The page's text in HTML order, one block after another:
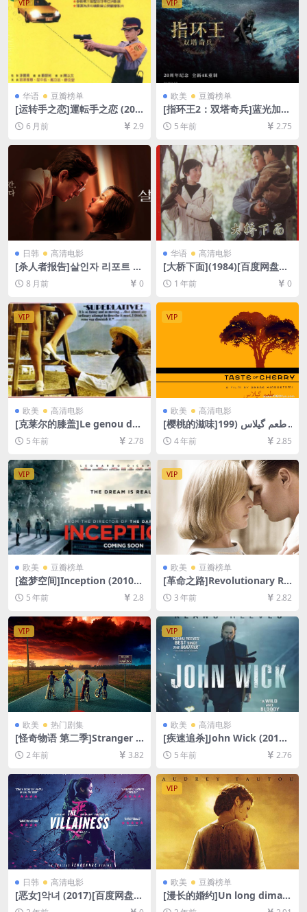
VIP
华语 豆瓣榜单
[运转手之恋]運転手之恋 (200
0)[百度网盘+夸克网盘1080P
超清未删减资源][网盘在线播
放/下载][MP4/3.9GB][中文字
6 月前 2.9
VIP
欧美 豆瓣榜单
[指环王2：双塔奇兵]蓝光加长
版(2002)[百度网盘+迅雷云盘
资源1080P超清][MP4/15GB]
[中英字幕]
5 年前 2.75
日韩 高清电影
[杀人者报告]살인자 리포트 (2
025)[百度网盘+夸克网盘1080
P超清未删减资源][网盘在线播
放/下载][MP4/2.6GB][中文字
幕]
8 月前 0
华语 高清电影
[大桥下面](1984)[百度网盘
+夸克网盘1080P超清未删减
资源][网盘在线播放/下载][MP
4/6.8GB][中文字幕]
1 年前 0
VIP
欧美 高清电影
[克莱尔的膝盖]Le genou de
Claire (1970)[百度网盘+迅雷
云盘资源1080P超清未删减]
5 年前 2.78
VIP
欧美 高清电影
[樱桃的滋味]طعم گیلاس (199
7)[百度网盘+迅雷云盘资源10
80P超清未删减][MP4/6.5GB]
4 年前 2.85
VIP
欧美 豆瓣榜单
[盗梦空间]Inception (2010)
[百度网盘+迅雷云盘资源1080
P超清未删减][MP4/9.5GB][中
英字幕]
5 年前 2.8
VIP
欧美 豆瓣榜单
[革命之路]Revolutionary Ro
ad (2008)[百度网盘+夸克网盘
1080P超清未删减资源][网盘
在线播放/下载][MP4/7.6GB]
[中英字幕]
3 年前 2.82
VIP
欧美 热门剧集
[怪奇物语 第二季]Stranger T
hings Season 2 (2017)[百度
网盘+夸克网盘1080P超清未
删减资源][网盘在线播放/下
载][MP4/29GB][中英字幕]
2 年前 3.82
VIP
欧美 高清电影
[疾速追杀]John Wick (2014)
[百度网盘+迅雷云盘资源1080
P超清未删减][MP4/6.8GB][中
英字幕]
5 年前 2.76
日韩 高清电影
[恶女]악녀 (2017)[百度网盘
+夸克网盘1080P超清未删减
VIP
欧美 豆瓣榜单
[漫长的婚约]Un long diman
che de fiançailles (2004)[百